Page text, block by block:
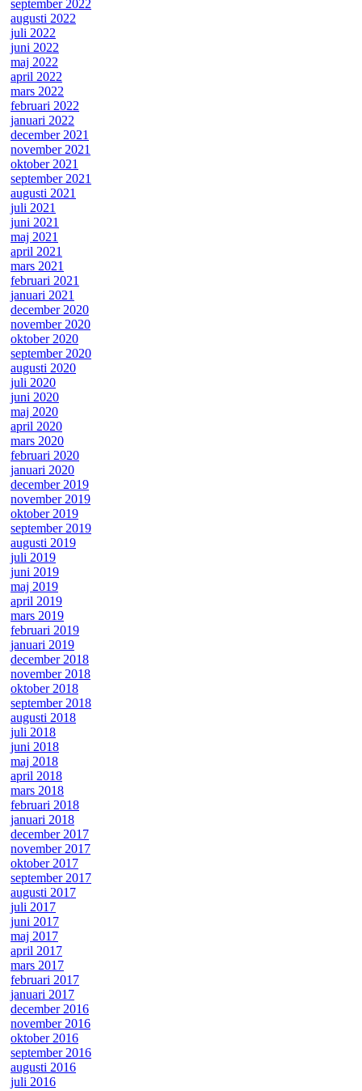
september 2022
augusti 2022
juli 2022
juni 2022
maj 2022
april 2022
mars 2022
februari 2022
januari 2022
december 2021
november 2021
oktober 2021
september 2021
augusti 2021
juli 2021
juni 2021
maj 2021
april 2021
mars 2021
februari 2021
januari 2021
december 2020
november 2020
oktober 2020
september 2020
augusti 2020
juli 2020
juni 2020
maj 2020
april 2020
mars 2020
februari 2020
januari 2020
december 2019
november 2019
oktober 2019
september 2019
augusti 2019
juli 2019
juni 2019
maj 2019
april 2019
mars 2019
februari 2019
januari 2019
december 2018
november 2018
oktober 2018
september 2018
augusti 2018
juli 2018
juni 2018
maj 2018
april 2018
mars 2018
februari 2018
januari 2018
december 2017
november 2017
oktober 2017
september 2017
augusti 2017
juli 2017
juni 2017
maj 2017
april 2017
mars 2017
februari 2017
januari 2017
december 2016
november 2016
oktober 2016
september 2016
augusti 2016
juli 2016